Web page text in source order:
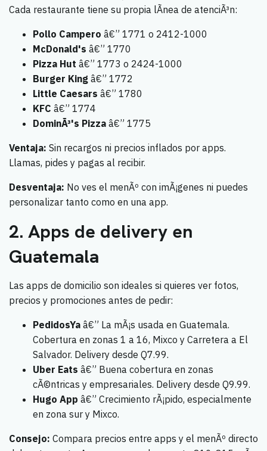
Cada restaurante tiene su propia lÃ­nea de atenciÃ³n:
Pollo Campero â€” 1771 o 2412-1000
McDonald's â€” 1770
Pizza Hut â€” 1773 o 2424-1000
Burger King â€” 1772
Little Caesars â€” 1780
KFC â€” 1774
DominÃ³'s Pizza â€” 1775
Ventaja: Sin recargos ni precios inflados por apps.
Llamas, pides y pagas al recibir.
Desventaja: No ves el menÃº con imÃ¡genes ni puedes
personalizar tanto como en una app.
2. Apps de delivery en
Guatemala
Las apps de domicilio son ideales si quieres ver fotos,
precios y promociones antes de pedir:
PedidosYa â€” La mÃ¡s usada en Guatemala.
Cobertura en zonas 1 a 16, Mixco y Carretera a El
Salvador. Delivery desde Q7.99.
Uber Eats â€” Buena cobertura en zonas
cÃ©ntricas y empresariales. Delivery desde Q9.99.
Hugo App â€” Crecimiento rÃ¡pido, especialmente
en zona sur y Mixco.
Consejo: Compara precios entre apps y el menÃº directo